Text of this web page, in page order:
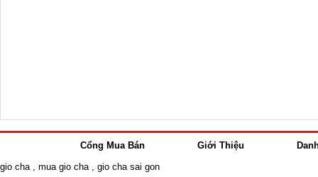
Cổng Mua Bán Giới Thiệu
gio cha
mua gio cha gio cha sai gon